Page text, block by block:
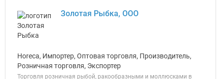
Золотая Рыбка, ООО
Horeca, Импортер, Оптовая торговля, Производитель,
Розничная торговля, Экспортер
Торговля розничная рыбой, ракообразными и моллюсками в